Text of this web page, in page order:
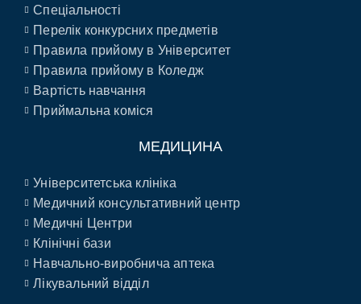
Спеціальності
Перелік конкурсних предметів
Правила прийому в Університет
Правила прийому в Коледж
Вартість навчання
Приймальна коміся
МЕДИЦИНА
Університетська клініка
Медичний консультативний центр
Медичні Центри
Клінічні бази
Навчально-виробнича аптека
Лікувальний відділ